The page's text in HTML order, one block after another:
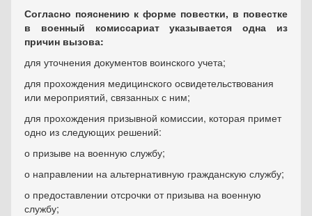
Согласно пояснению к форме повестки, в повестке
в военный комиссариат
указывается одна из
причин вызова:
для уточнения документов воинского учета;
для прохождения медицинского освидетельствования
или мероприятий, связанных с ним;
для прохождения призывной комиссии, которая примет
одно из следующих решений:
о призыве на военную службу;
о направлении на альтернативную гражданскую службу;
о предоставлении отсрочки от призыва на военную
службу;